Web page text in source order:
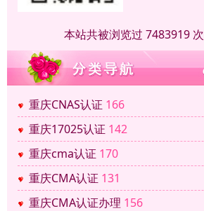
本站共被浏览过 7483919 次
重庆CNAS认证 166
重庆17025认证 142
重庆cma认证 170
重庆CMA认证 131
重庆CMA认证办理 156